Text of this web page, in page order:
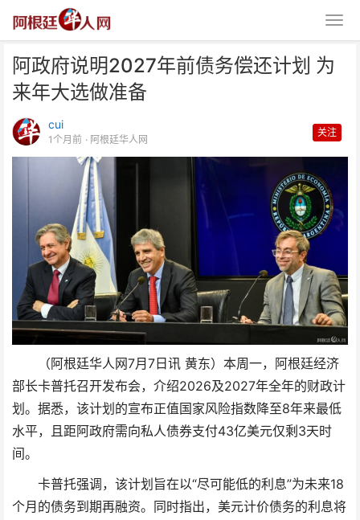
阿政府说明2027年前债务偿还计划 为
来年大选做准备
cui
1个月前 · 阿根廷华人网
关注
（阿根廷华人网7月7日讯 黄东）本周一，阿根廷经济
部长卡普托召开发布会，介绍2026及2027年全年的财政计
划。据悉，该计划的宣布正值国家风险指数降至8年来最低
水平，且距阿政府需向私人债券支付43亿美元仅剩3天时
间。
卡普托强调，该计划旨在以“尽可能低的利息”为未来18
个月的债务到期再融资。同时指出，美元计价债务的利息将
阿政府说明2027年前债务偿还计
划 为来年大选做准备